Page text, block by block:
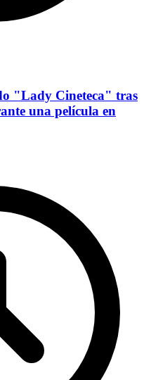
"Lady Cineteca" tras
una película en